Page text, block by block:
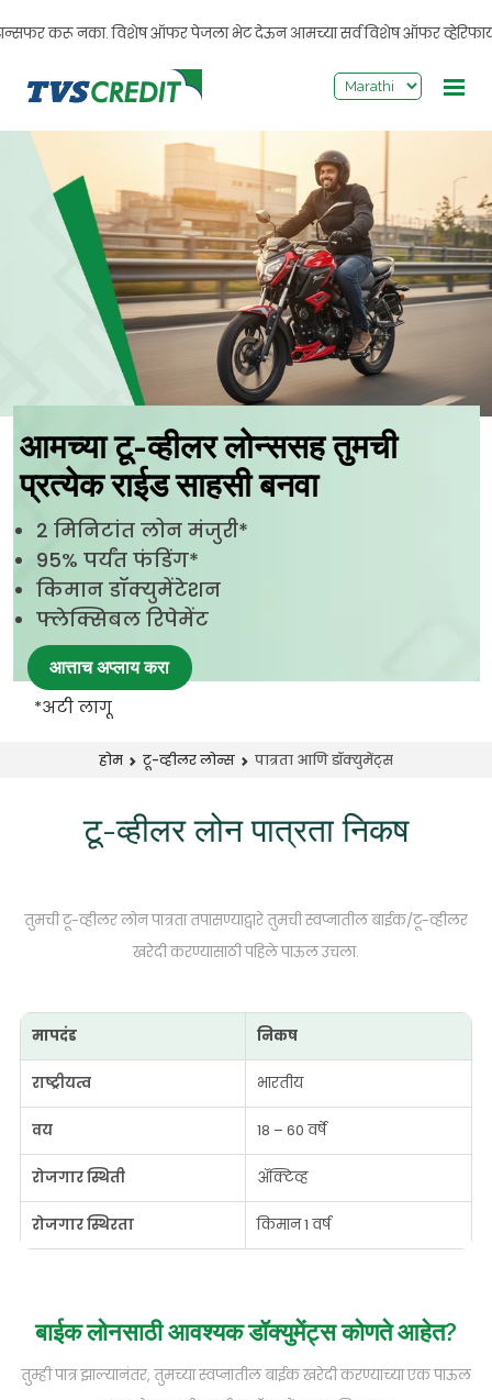
करू नका. विशेष ऑफर पेजला भेट देऊन आमच्या सर्व विशेष ऑफर व्हेरिफाय करा.
आमच्या टू-व्हीलर लोन्ससह तुमची
प्रत्येक राईड साहसी बनवा
2 मिनिटांत लोन मंजुरी*
95% पर्यंत फंडिंग*
किमान डॉक्युमेंटेशन
फ्लेक्सिबल रिपेमेंट
आत्ताच अप्लाय करा
*अटी लागू
होम टू-व्हीलर लोन्स पात्रता आणि डॉक्युमेंट्स
टू-व्हीलर लोन पात्रता निकष
तुमची टू-व्हीलर लोन पात्रता तपासण्याद्वारे तुमची स्वप्नातील बाईक/टू-व्हीलर
खरेदी करण्यासाठी पहिले पाऊल उचला.
मापदंड निकष
राष्ट्रीयत्व भारतीय
वय 18 – 60 वर्षे
रोजगार स्थिती ॲक्टिव्ह
रोजगार स्थिरता किमान 1 वर्ष
बाईक लोनसाठी आवश्यक डॉक्युमेंट्स कोणते आहेत?
तुम्ही पात्र झाल्यानंतर, तुमच्या स्वप्नातील बाईक खरेदी करण्याच्या एक पाऊल